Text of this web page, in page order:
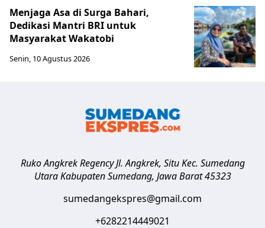
Menjaga Asa di Surga Bahari,
Dedikasi Mantri BRI untuk
Masyarakat Wakatobi
Senin, 10 Agustus 2026
Ruko Angkrek Regency Jl. Angkrek, Situ Kec. Sumedang
Utara Kabupaten Sumedang, Jawa Barat 45323
sumedangekspres@gmail.com
+6282214449021